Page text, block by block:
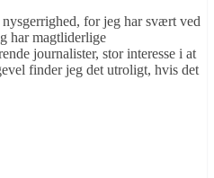
for jeg har svært ved
har magtliderlige
journalister, stor interesse i at
finder jeg det utroligt, hvis det